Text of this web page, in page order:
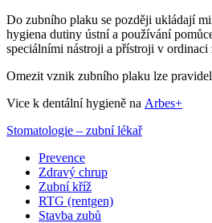
Do zubního plaku se později ukládají
hygiena dutiny ústní a používání
speciálními nástroji a přístroji v
Omezit vznik zubního plaku lze
Vice k dentální hygieně na Arbes+
Stomatologie – zubní lékař
Prevence
Zdravý chrup
Zubní kříž
RTG (rentgen)
Stavba zubů